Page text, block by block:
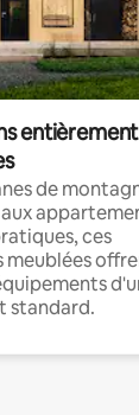
entièrement
de
ces
meublées
standard.